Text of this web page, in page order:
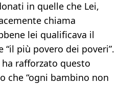
in quelle che Lei,
chiama
lei qualificava il
più povero dei poveri”.
ha rafforzato questo
che “ogni bambino non